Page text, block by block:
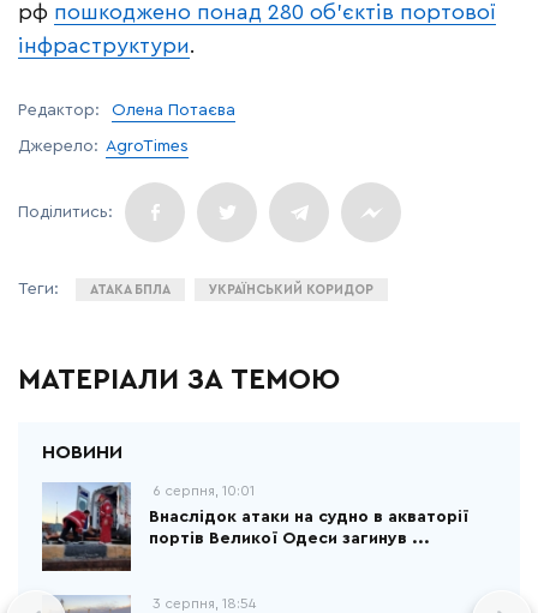
рф пошкоджено понад 280 об’єктів портової
інфраструктури.
Редактор: Олена Потаєва
Джерело: AgroTimes
АТАКА БПЛА УКРАЇНСЬКИЙ КОРИДОР
МАТЕРІАЛИ ЗА ТЕМОЮ
6 серпня, 10:01
Внаслідок атаки на судно в акваторії
портів Великої Одеси загинув ...
3 серпня, 18:54